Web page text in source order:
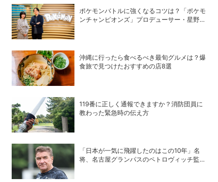
ポケモンバトルに強くなるコツは？「ポケモ
ンチャンピオンズ」プロデューサー・星野正
沖縄に行ったら食べるべき最旬グルメは？爆
食旅で見つけたおすすめの店8選
119番に正しく通報できますか？消防団員に
教わった緊急時の伝え方
「日本が一気に飛躍したのはこの10年」名
将、名古屋グランパスのペトロヴィッチ監督